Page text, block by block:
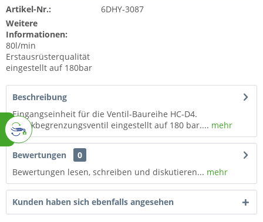
Artikel-Nr.:
6DHY-3087
Weitere
Informationen:
80l/min
Erstausrüsterqualität
eingestellt auf 180bar
Beschreibung
Eingangseinheit für die Ventil-Baureihe HC-D4.
Druckbegrenzungsventil eingestellt auf 180 bar.... mehr
Bewertungen
0
Bewertungen lesen, schreiben und diskutieren... mehr
Kunden haben sich ebenfalls angesehen